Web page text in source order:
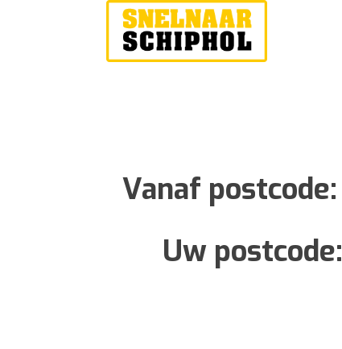
Vanaf postcode:
Uw postcode: